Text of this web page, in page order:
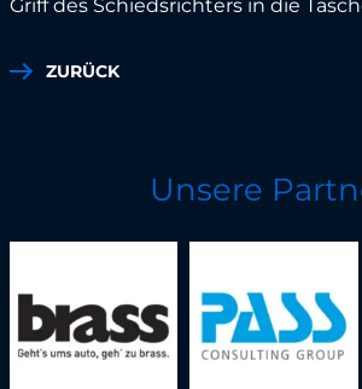
Griff des Schiedsrichters in die
ZURÜCK
Unsere